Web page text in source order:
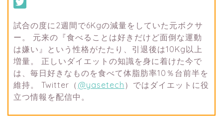
試合の度に2週間で6Kgの減量をしていた元ボクサ
ー。 元来の『食べることは好きだけど面倒な運動
は嫌い』という性格がたたり、引退後は10Kg以上
増量。 正しいダイエットの知識を身に着けた今で
は、毎日好きなものを食べて体脂肪率10％台前半を
維持。 Twitter（ @yasetech ）ではダイエットに役
立つ情報を配信中。